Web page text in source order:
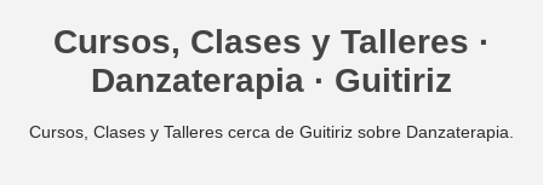
Cursos, Clases y Talleres ·
Danzaterapia · Guitiriz
Cursos, Clases y Talleres cerca de Guitiriz sobre Danzaterapia.